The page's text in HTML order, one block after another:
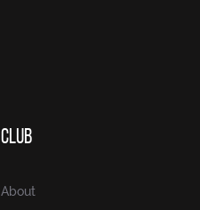
CLUB
About